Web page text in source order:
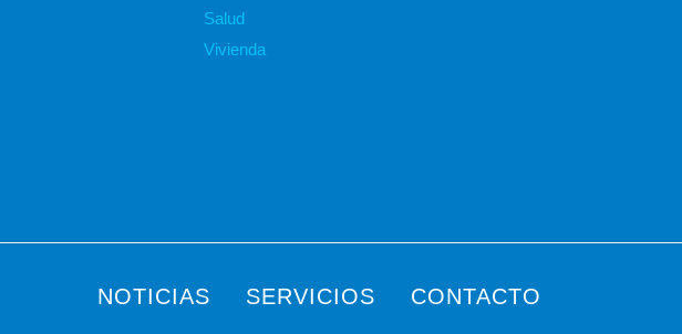
Salud
Vivienda
NOTICIAS SERVICIOS CONTACTO